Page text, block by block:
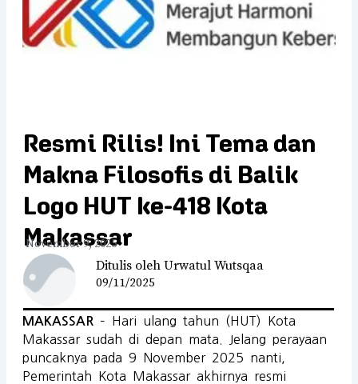
Resmi Rilis! Ini Tema dan
Makna Filosofis di Balik
Logo HUT ke-418 Kota
Makassar
November 9, 2025
Ditulis oleh Urwatul Wutsqaa
09/11/2025
MAKASSAR– Hari ulang tahun (HUT) Kota
Makassar sudah di depan mata. Jelang perayaan
puncaknya pada 9 November 2025 nanti,
Pemerintah Kota Makassar akhirnya resmi